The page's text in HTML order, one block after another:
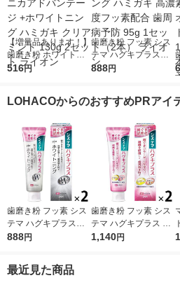
【増量品あります！】
歯磨き粉 ホワイトニ
ング クリニカアドバ
ミント 130g 2セット
516円
歯磨き粉 フッ素 シス
テマ ハグキプラスW
ホワイトニング ハミ
セット（2本） ライオ
888円
LOHACOからのおすすめPRアイ
歯磨き粉 フッ素 シス
テマ ハグキプラスW
ホワイトニング ハミ
セット（2本） ライオ
888円
歯磨き粉 フッ素 シス
テマ ハグキプラス ハ
ミガキ 組織修復成分
1,140円
最近見た商品